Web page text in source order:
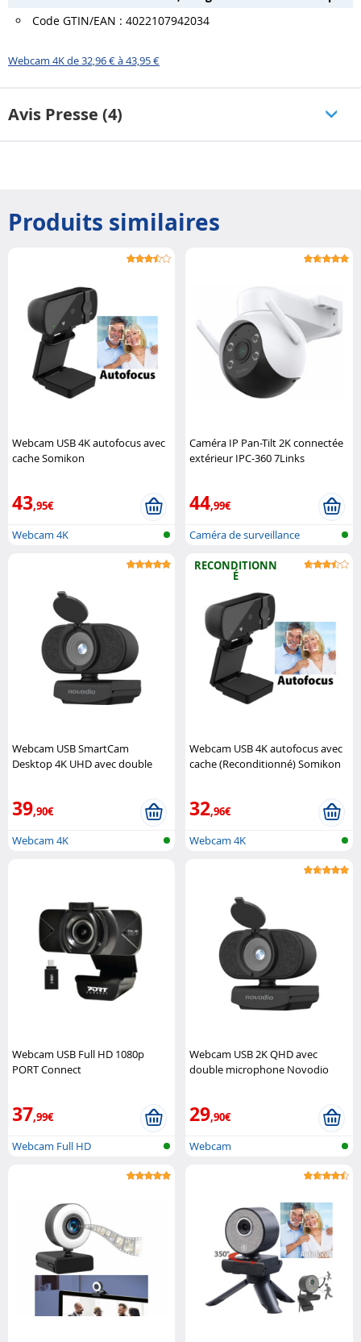
Code GTIN/EAN : 4022107942034
Webcam 4K de 32,96 € à 43,95 €
Avis Presse (4)
Produits similaires
Webcam USB 4K autofocus avec
cache Somikon
43,95€
Webcam 4K
Caméra IP Pan-Tilt 2K connectée
extérieur IPC-360 7Links
44,99€
Caméra de surveillance
Webcam USB SmartCam
Desktop 4K UHD avec double
39,90€
Webcam 4K
RECONDITIONN
É
Webcam USB 4K autofocus avec
cache (Reconditionné) Somikon
32,96€
Webcam 4K
Webcam USB Full HD 1080p
PORT Connect
37,99€
Webcam Full HD
Webcam USB 2K QHD avec
double microphone Novodio
29,90€
Webcam